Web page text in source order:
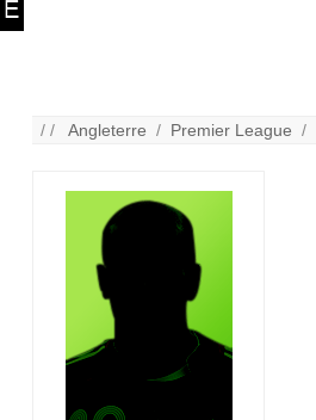
/ /Angleterre / Premier League /